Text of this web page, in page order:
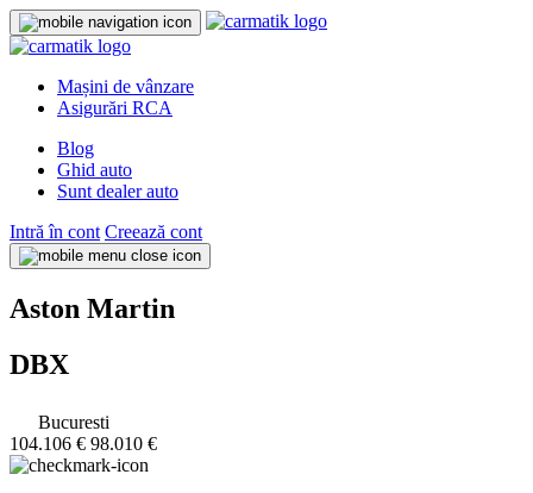
Mașini de vânzare
Asigurări RCA
Blog
Ghid auto
Sunt dealer auto
Intră în cont Creează cont
Aston Martin
DBX
Bucuresti
104.106 € 98.010 €